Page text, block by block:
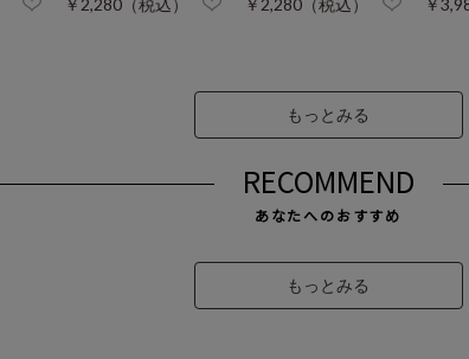
￥2,280（税込） ￥2,280（税込） ￥
もっとみる
RECOMMEND
あなたへのおすすめ
もっとみる